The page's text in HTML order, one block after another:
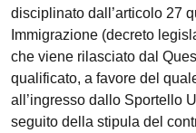
disciplinato dall’articolo 27
Immigrazione (decreto
che viene rilasciato dal
qualificato, a favore del
all’ingresso dallo Sportello
seguito della stipula del